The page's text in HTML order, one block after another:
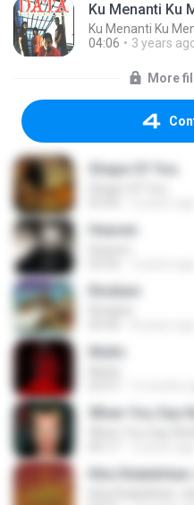
Ku Menanti Ku
Ku Menanti Ku
04:06
3 years
More
Shape Of You
Heaven
Rindiani
Multo
When You Say
Kita